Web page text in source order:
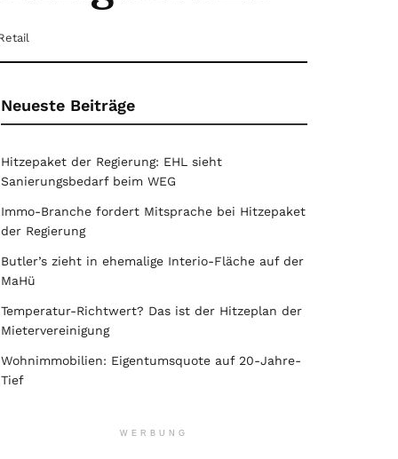
Neueste Beiträge
Hitzepaket der Regierung: EHL sieht
Sanierungsbedarf beim WEG
Immo-Branche fordert Mitsprache bei Hitzepaket
der Regierung
Butler’s zieht in ehemalige Interio-Fläche auf der
MaHü
Temperatur-Richtwert? Das ist der Hitzeplan der
Mietervereinigung
Wohnimmobilien: Eigentumsquote auf 20-Jahre-
Tief
WERBUNG